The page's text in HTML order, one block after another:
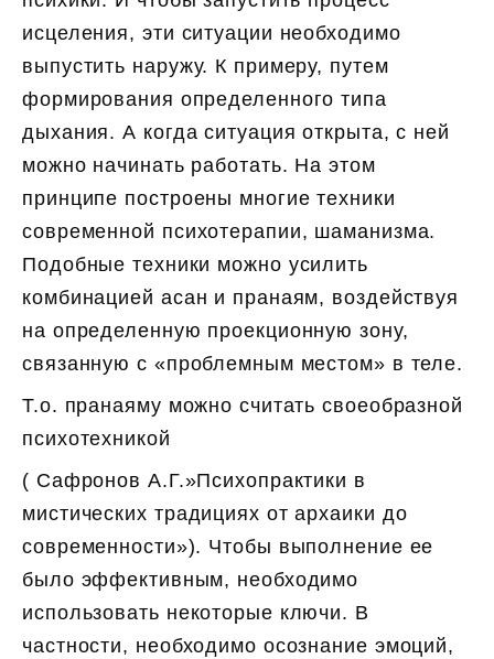
исцеления, эти ситуации необходимо
выпустить наружу. К примеру, путем
формирования определенного типа
дыхания. А когда ситуация открыта, с ней
можно начинать работать. На этом
принципе построены многие техники
современной психотерапии, шаманизма.
Подобные техники можно усилить
комбинацией асан и пранаям, воздействуя
на определенную проекционную зону,
связанную с «проблемным местом» в теле.
Т.о. пранаяму можно считать своеобразной
психотехникой
( Сафронов А.Г.»Психопрактики в
мистических традициях от архаики до
современности»). Чтобы выполнение ее
было эффективным, необходимо
использовать некоторые ключи. В
частности, необходимо осознание эмоций,